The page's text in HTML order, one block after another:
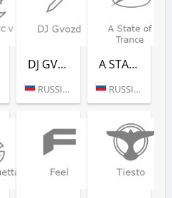
DJ GVOZD - RADIO RECORD
RUSSIA (MOSCOW)
A STATE OF TRANCE - RADIO RECORD
RUSSIA (MOSCOW)